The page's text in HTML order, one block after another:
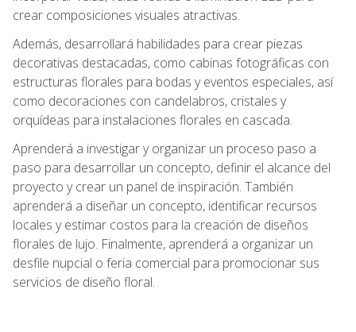
crear composiciones visuales atractivas.
Además, desarrollará habilidades para crear piezas
decorativas destacadas, como cabinas fotográficas con
estructuras florales para bodas y eventos especiales, así
como decoraciones con candelabros, cristales y
orquídeas para instalaciones florales en cascada.
Aprenderá a investigar y organizar un proceso paso a
paso para desarrollar un concepto, definir el alcance del
proyecto y crear un panel de inspiración. También
aprenderá a diseñar un concepto, identificar recursos
locales y estimar costos para la creación de diseños
florales de lujo. Finalmente, aprenderá a organizar un
desfile nupcial o feria comercial para promocionar sus
servicios de diseño floral.